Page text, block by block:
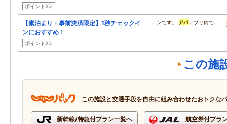
ポイント2%
【素泊まり・事前決済限定】1秒チェックイ
ンにおすすめ！
ポイント2%
…ンです。 アパアプリ内で…
この施
この施設と交通手段を自由に組み合わせたおトクな
新幹線/特急付プラン一覧へ 航空券付プラ